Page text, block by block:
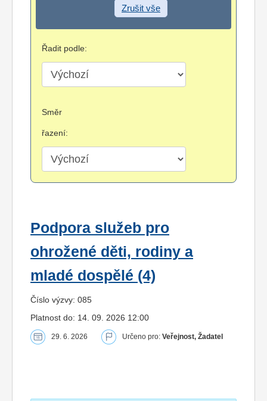
Zrušit vše
Řadit podle:
Směr
řazení:
Podpora služeb pro
ohrožené děti, rodiny a
mladé dospělé (4)
Číslo výzvy: 085
Platnost do: 14. 09. 2026 12:00
29. 6. 2026 Určeno pro: Veřejnost, Žadatel